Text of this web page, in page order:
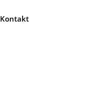
Kontakt